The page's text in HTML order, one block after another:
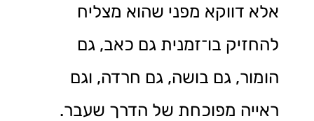
אלא דווקא מפני שהוא מצליח
להחזיק בו־זמנית גם כאב, גם
הומור, גם בושה, גם חרדה, וגם
ראייה מפוכחת של הדרך שעבר.